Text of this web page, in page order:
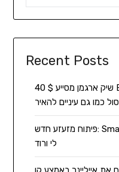
Recent Posts
שיק ארגמן מסייע $ 40 Becca Ombre Rouge עין שילוב
כמו גם עיניים להאיר
פיתוח מזעזע חדש: Smashbox להיות שפתון האגדי ב flash
לי ורוד